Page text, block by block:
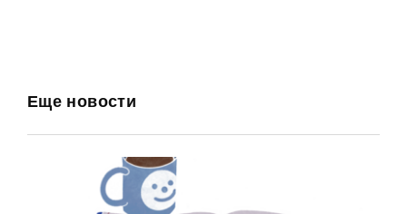
Еще новости